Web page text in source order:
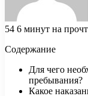
54 6 минут на
Содержание
Для чего
пребывания?
Какое